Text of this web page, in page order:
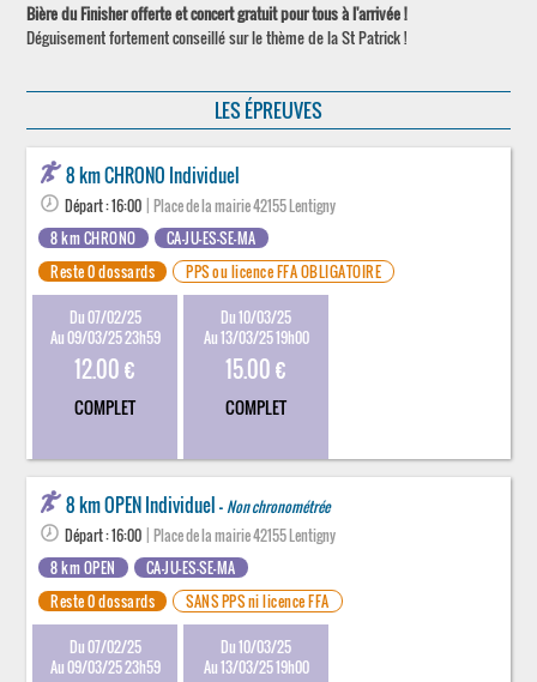
Bière du Finisher offerte et concert gratuit pour tous à l'arrivée !
Déguisement fortement conseillé sur le thème de la St Patrick !
LES ÉPREUVES
8 km CHRONO Individuel
Départ : 16:00 | Place de la mairie 42155 Lentigny
8 km CHRONO
CA-JU-ES-SE-MA
Reste 0 dossards
PPS ou licence FFA OBLIGATOIRE
Du 07/02/25
Au 09/03/25 23h59
12.00 €
COMPLET
Du 10/03/25
Au 13/03/25 19h00
15.00 €
COMPLET
8 km OPEN Individuel - Non chronométrée
Départ : 16:00 | Place de la mairie 42155 Lentigny
8 km OPEN
CA-JU-ES-SE-MA
Reste 0 dossards
SANS PPS ni licence FFA
Du 07/02/25
Au 09/03/25 23h59
Du 10/03/25
Au 13/03/25 19h00